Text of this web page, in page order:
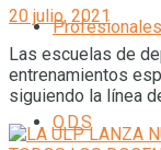
Profesionales
O.D.S
20 julio, 2021
Las escuelas de
entrenamientos
siguiendo la línea